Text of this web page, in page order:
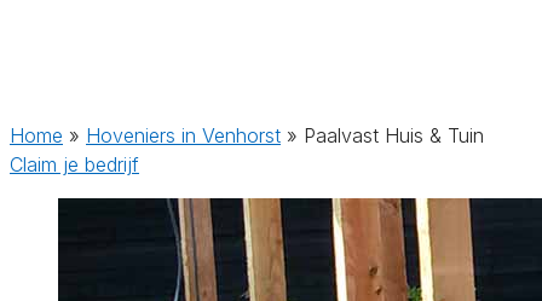
Home » Hoveniers in Venhorst » Paalvast Huis & Tuin
Claim je bedrijf